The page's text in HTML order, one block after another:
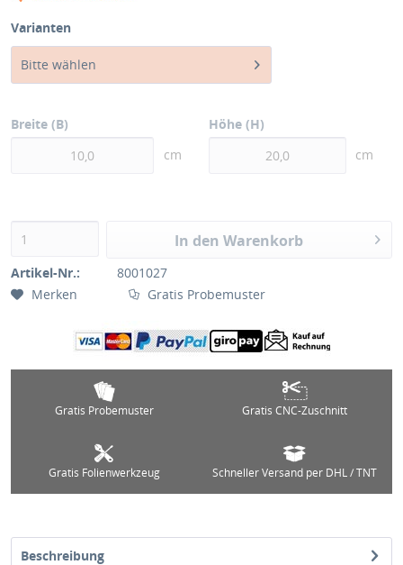
Varianten
Bitte wählen
Breite (B)
cm
Höhe (H)
cm
In den Warenkorb
Artikel-Nr.:
8001027
Merken
Gratis Probemuster
Gratis Probemuster Gratis CNC-Zuschnitt
Gratis Folienwerkzeug Schneller Versand per DHL / TNT
Beschreibung